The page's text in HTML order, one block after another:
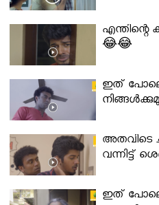
😂😂
ഇത്
അതവിടെ
വന്നിട്ട്
ഇത്